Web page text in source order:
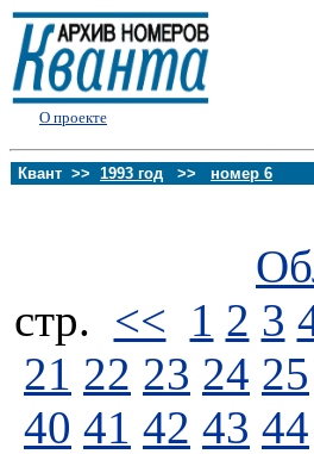
О проекте
Квант >> 1993 год >> номер 6
стp. << 1 2 3
21 22 23 24 25
40 41 42 43 44